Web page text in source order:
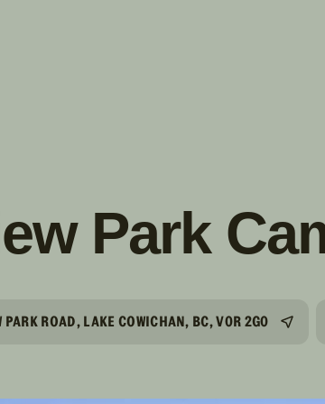
Park
ROAD, LAKE COWICHAN, BC, V0R 2G0